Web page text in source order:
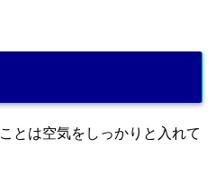
とは空気をしっかりと入れて